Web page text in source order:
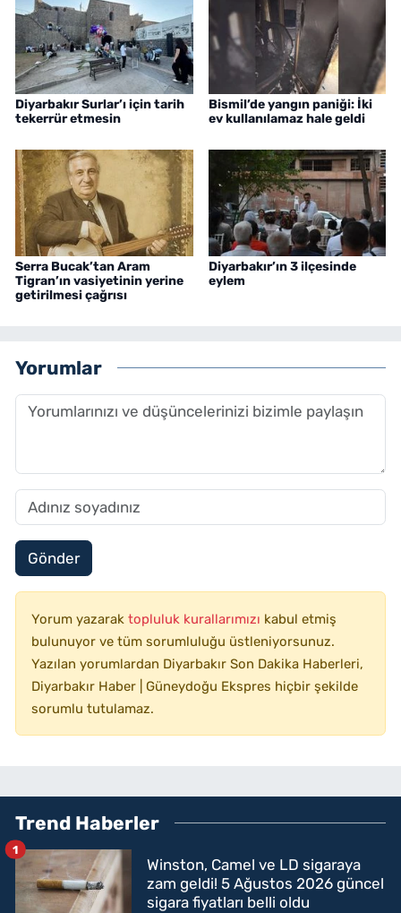
Diyarbakır Surlar’ı için tarih
tekerrür etmesin
Bismil’de yangın paniği: İki
ev kullanılamaz hale geldi
Serra Bucak’tan Aram
Tigran’ın vasiyetinin yerine
getirilmesi çağrısı
Diyarbakır’ın 3 ilçesinde
eylem
Yorumlar
Gönder
Yorum yazarak topluluk kurallarımızı kabul etmiş
bulunuyor ve tüm sorumluluğu üstleniyorsunuz.
Yazılan yorumlardan Diyarbakır Son Dakika Haberleri,
Diyarbakır Haber | Güneydoğu Ekspres hiçbir şekilde
sorumlu tutulamaz.
Trend Haberler
Winston, Camel ve LD sigaraya
zam geldi! 5 Ağustos 2026 güncel
sigara fiyatları belli oldu
1